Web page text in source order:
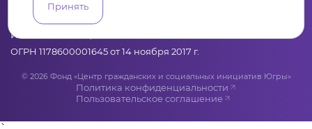
Юридический и почтовый адрес: 628011, Ханты-Мансийск,
ул.Светлая, 36
ИНН 8601065590, КПП 860101001
ОГРН 1178600001645 от 14 ноября 2017 г.
© 2026 Фонд «Центр гражданских и социальных инициатив Югры»
Политика конфиденциальности
Пользовательское соглашение
Принять